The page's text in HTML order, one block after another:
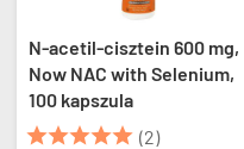
N-acetil-cisztein 600 mg,
Now NAC with Selenium,
100 kapszula
 (2)